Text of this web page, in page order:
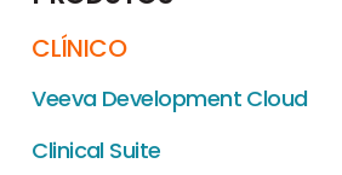
CLÍNICO
Veeva Development Cloud
Clinical Suite